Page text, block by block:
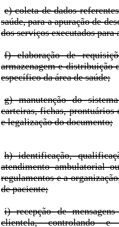
e) coleta de dados
saúde, para a apuração de
dos serviços executados para
f) elaboração de
armazenagem e distribuição
específico da área de saúde;
g) manutenção do
carteiras, fichas, prontuários
e legalização do documento;
h) identificação,
atendimento ambulatorial
regulamentos e a
de paciente;
i) recepção de
clientela, controlando e